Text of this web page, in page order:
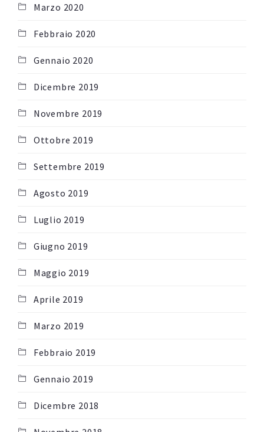
Marzo 2020
Febbraio 2020
Gennaio 2020
Dicembre 2019
Novembre 2019
Ottobre 2019
Settembre 2019
Agosto 2019
Luglio 2019
Giugno 2019
Maggio 2019
Aprile 2019
Marzo 2019
Febbraio 2019
Gennaio 2019
Dicembre 2018